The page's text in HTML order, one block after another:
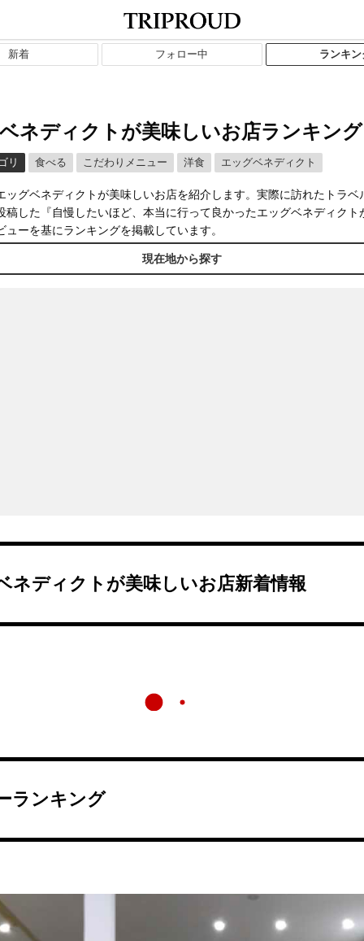
新着 フォロー中 ランキン
ネディクトが美味しいお店ランキング
リ 食べる こだわりメニュー 洋食 エッグベネディクト
ッグベネディクトが美味しいお店を紹介します。実際に訪れたトラベ
稿した『自慢したいほど、本当に行って良かったエッグベネディクト
ューを基にランキングを掲載しています。
現在地から探す
ネディクトが美味しいお店新着情報
ランキング